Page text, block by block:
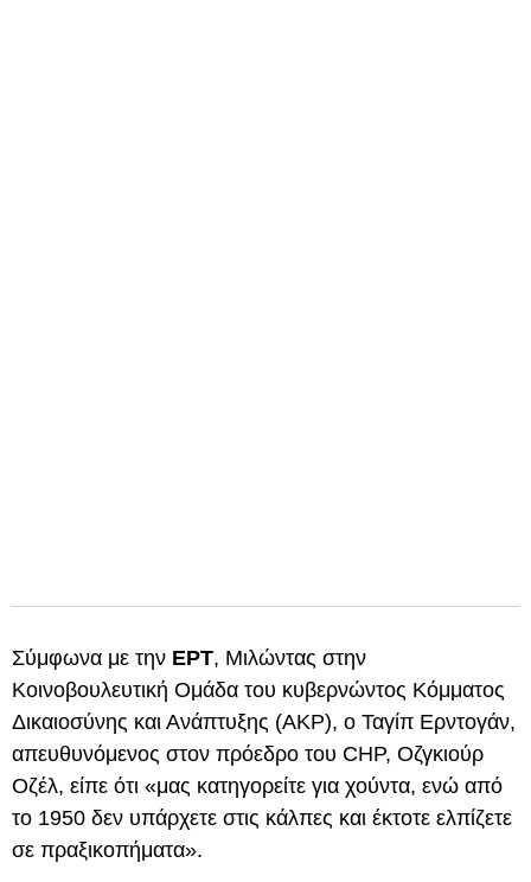
Σύμφωνα με την ΕΡΤ, Μιλώντας στην
Κοινοβουλευτική Ομάδα του κυβερνώντος Κόμματος
Δικαιοσύνης και Ανάπτυξης (ΑΚΡ), ο Ταγίπ Ερντογάν,
απευθυνόμενος στον πρόεδρο του CHP, Οζγκιούρ
Οζέλ, είπε ότι «μας κατηγορείτε για χούντα, ενώ από
το 1950 δεν υπάρχετε στις κάλπες και έκτοτε ελπίζετε
σε πραξικοπήματα».